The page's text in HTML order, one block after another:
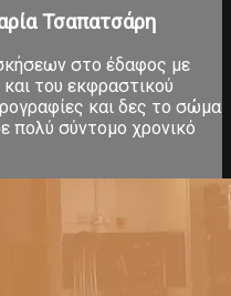
Τσαπατσάρη
στο έδαφος με
του εκφραστικού
και δες το σώμα
πολύ σύντομο χρονικό